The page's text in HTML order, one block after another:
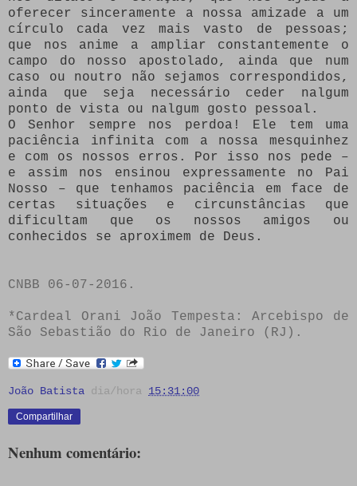
oferecer sinceramente a nossa amizade a um
círculo cada vez mais vasto de pessoas;
que nos anime a ampliar constantemente o
campo do nosso apostolado, ainda que num
caso ou noutro não sejamos correspondidos,
ainda que seja necessário ceder nalgum
ponto de vista ou nalgum gosto pessoal.
O Senhor sempre nos perdoa! Ele tem uma
paciência infinita com a nossa mesquinhez
e com os nossos erros. Por isso nos pede –
e assim nos ensinou expressamente no Pai
Nosso – que tenhamos paciência em face de
certas situações e circunstâncias que
dificultam que os nossos amigos ou
conhecidos se aproximem de Deus.
CNBB 06-07-2016.
*Cardeal Orani João Tempesta: Arcebispo de
São Sebastião do Rio de Janeiro (RJ).
João Batista dia/hora 15:31:00
Compartilhar
Nenhum comentário: